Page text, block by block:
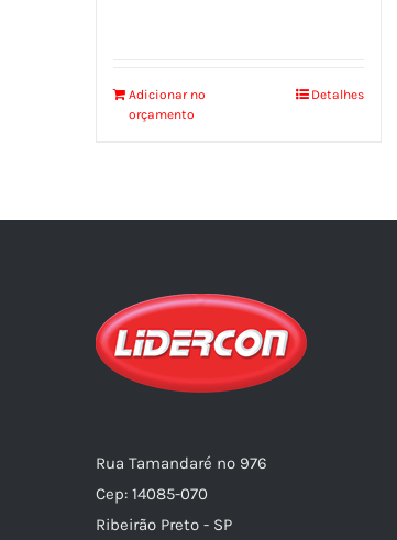
Adicionar no
orçamento
Detalhes
Rua Tamandaré nº 976
Cep: 14085-070
Ribeirão Preto - SP